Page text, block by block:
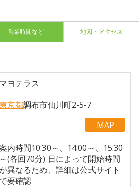
営業時間など 地図・アクセス
マヨテラス
京都調布市仙川町2-5-7
MAP
内時間10:30～、14:00～、15:30
～(各回70分) 日によって開始時間
が異なるため、詳細は公式サイト
で要確認